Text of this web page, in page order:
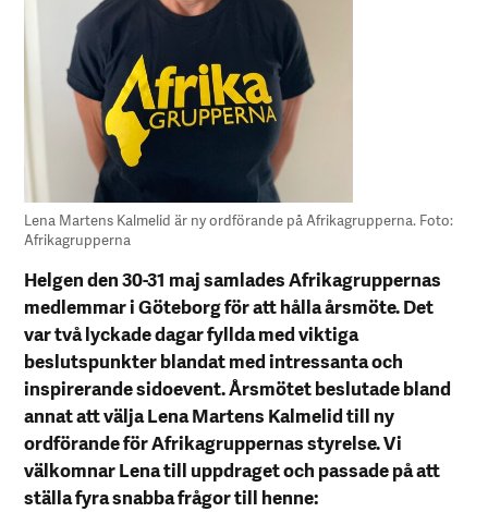
Lena Martens Kalmelid är ny ordförande på Afrikagrupperna. Foto:
Afrikagrupperna
Helgen den 30-31 maj samlades Afrikagruppernas
medlemmar i Göteborg för att hålla årsmöte. Det
var två lyckade dagar fyllda med viktiga
beslutspunkter blandat med intressanta och
inspirerande sidoevent. Årsmötet beslutade bland
annat att välja Lena Martens Kalmelid till ny
ordförande för Afrikagruppernas styrelse. Vi
välkomnar Lena till uppdraget och passade på att
ställa fyra snabba frågor till henne: